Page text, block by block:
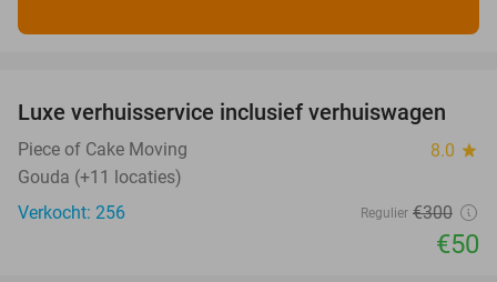
83%
Luxe verhuisservice inclusief verhuiswagen
Piece of Cake Moving 8.0 star
Gouda (+11 locaties)
Verkocht: 256
Regulier €300
€50